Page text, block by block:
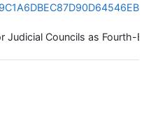
Judicial Councils as Fourth-